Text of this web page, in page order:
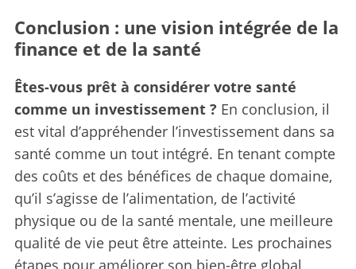
Conclusion : une vision intégrée de la
finance et de la santé
Êtes-vous prêt à considérer votre santé
comme un investissement ? En conclusion, il
est vital d’appréhender l’investissement dans sa
santé comme un tout intégré. En tenant compte
des coûts et des bénéfices de chaque domaine,
qu’il s’agisse de l’alimentation, de l’activité
physique ou de la santé mentale, une meilleure
qualité de vie peut être atteinte. Les prochaines
étapes pour améliorer son bien-être global